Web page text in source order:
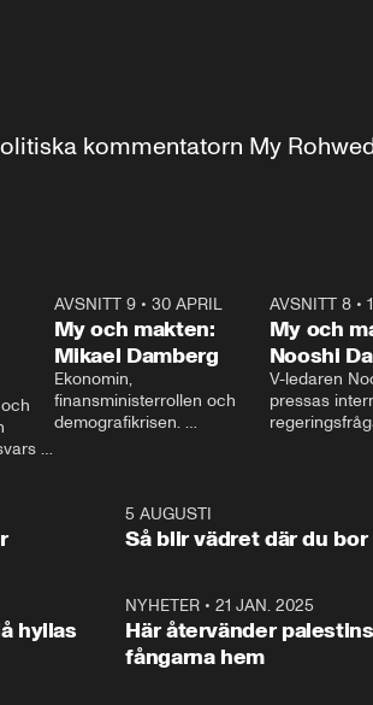
kommentatorn My
AVSNITT 9• 30 APRIL
My och makten:
Mikael Damberg
Ekonomin,
finansministerrollen och
demografikrisen.
och Makten.
AVSNITT 8•
My och
Nooshi
V-ledaren
pressas
– Vi ställer
vara med så
1:065 AUGUSTI
Så blir vädret där du bor
hyllas
NYHETER •21 JAN. 2025
Här återvänder
fångarna hem